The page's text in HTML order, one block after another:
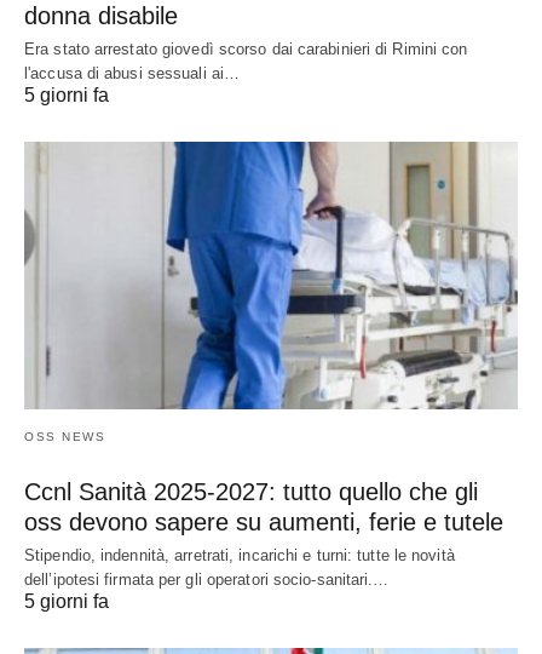
donna disabile
Era stato arrestato giovedì scorso dai carabinieri di Rimini con
l'accusa di abusi sessuali ai…
5 giorni fa
OSS NEWS
Ccnl Sanità 2025-2027: tutto quello che gli
oss devono sapere su aumenti, ferie e tutele
Stipendio, indennità, arretrati, incarichi e turni: tutte le novità
dell’ipotesi firmata per gli operatori socio-sanitari.…
5 giorni fa